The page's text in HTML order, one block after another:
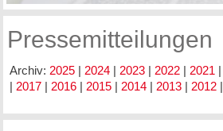
Pressemitteilungen
Archiv: 2025| 2024| 2023| 2022| 2021 |
| 2017| 2016| 2015| 2014| 2013| 2012|